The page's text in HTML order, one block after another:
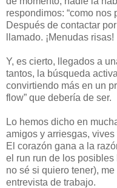
respondimos: “como nos
Después de contactar
llamado. ¡Menudas risas!
Y, es cierto, llegados a
tantos, la búsqueda
convirtiendo más en un
flow” que debería de ser.
Lo hemos dicho en
amigos y arriesgas,
El corazón gana a la
el run run de los
no sé si quiero tener),
entrevista de trabajo.